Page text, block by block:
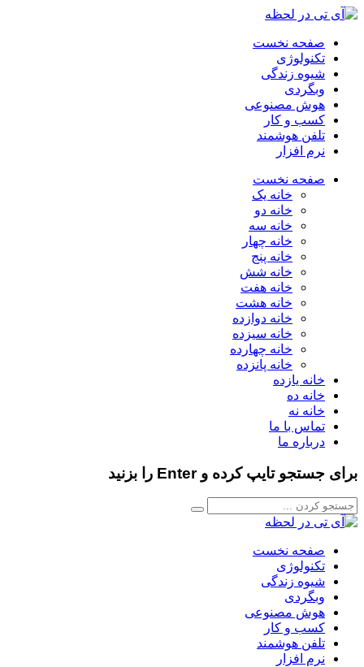
صفحه نخست
تکنولوژی
شیوه زندگی
وبگردی
هوش مصنوعی
کسب و کار
تلفن هوشمند
نرم افزار
صفحه نخست
خانه یک
خانه دو
خانه سه
خانه چهار
خانه پنج
خانه شش
خانه هفت
خانه هشت
خانه دوازده
خانه سیزده
خانه چهارده
خانه پانزده
خانه یازده
خانه ده
خانه نه
تماس با ما
درباره ما
برای جستجو تایپ کرده و Enter را بزنید
صفحه نخست
تکنولوژی
شیوه زندگی
وبگردی
هوش مصنوعی
کسب و کار
تلفن هوشمند
نرم افزار